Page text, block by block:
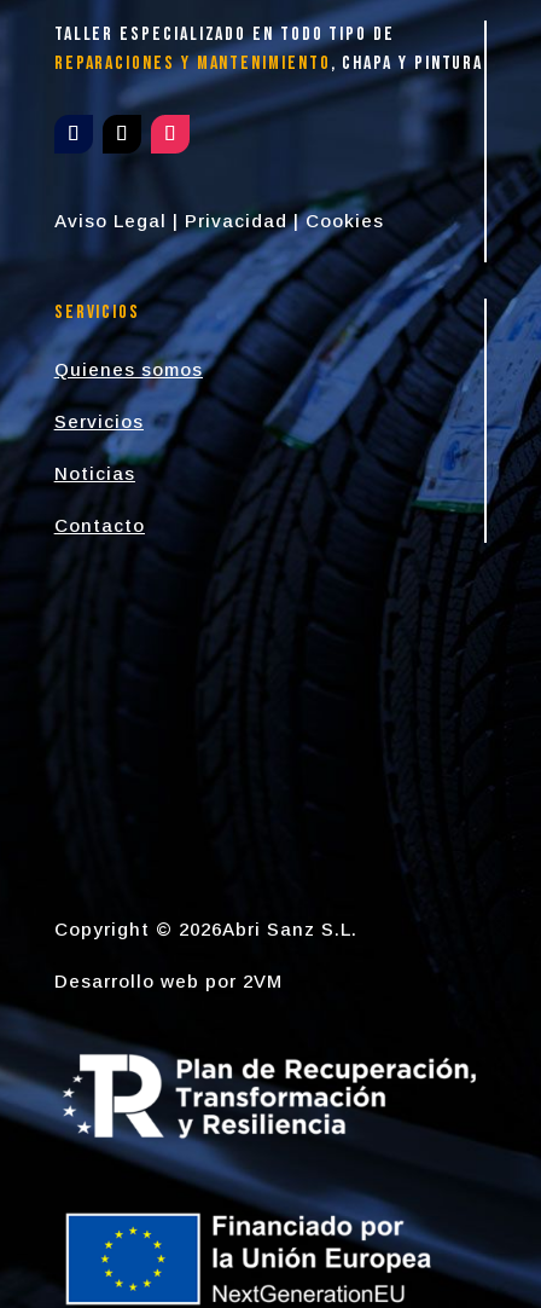
taller especializado en todo tipo de
reparaciones y mantenimiento , chapa y pintura
Aviso Legal | Privacidad|Cookies
Servicios
Quienes somos
Servicios
Noticias
Contacto
Copyright © 2026Abri Sanz S.L.
Desarrollo web por 2VM